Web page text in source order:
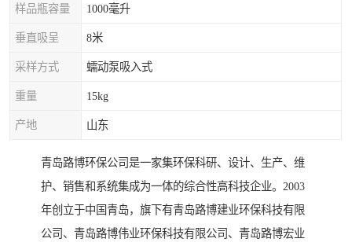
样品瓶容量 1000毫升
垂直吸呈 8米
采样方式 蠕动泵吸入式
重量 15kg
产地 山东
青岛路博环保公司是一家集环保科研、设计、生产、维
护、销售和系统集成为一体的综合性高科技企业。2003
年创立于中国青岛，旗下有青岛路博建业环保科技有限
公司、青岛路博伟业环保科技有限公司、青岛路博宏业